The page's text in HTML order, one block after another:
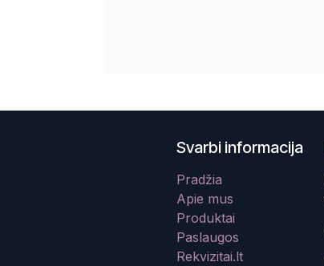
Svarbi informacija
Pradžia
Apie mus
Produktai
Paslaugos
Rekvizitai.lt